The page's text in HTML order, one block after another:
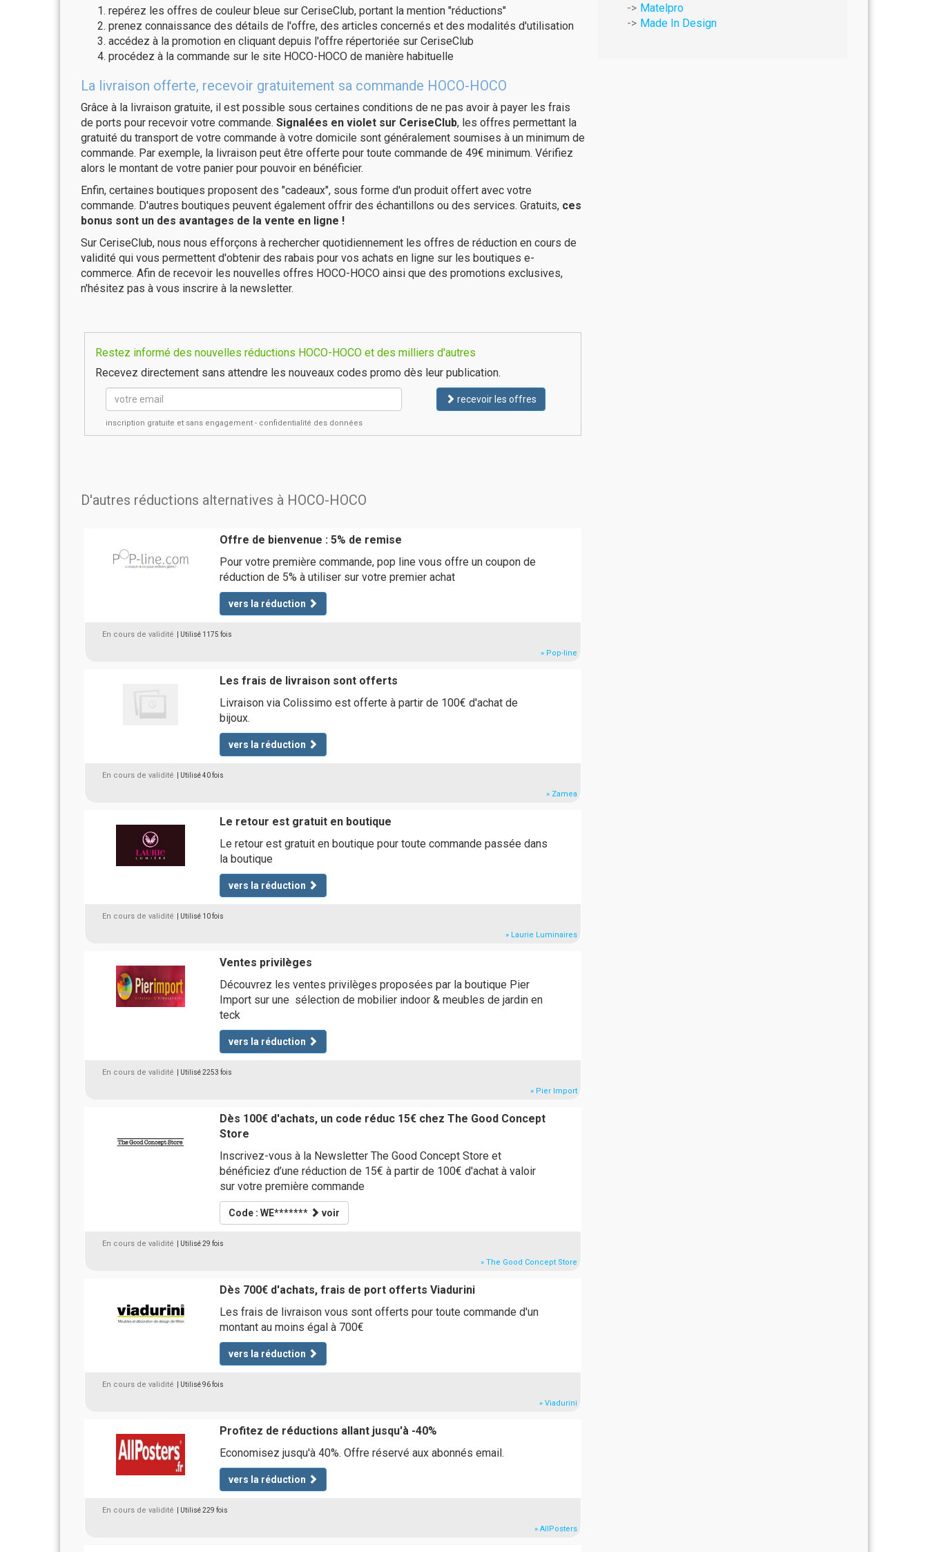
repérez les offres de couleur bleue sur CeriseClub, portant la mention "réductions"
prenez connaissance des détails de l'offre, des articles concernés et des modalités d'utilisation
accédez à la promotion en cliquant depuis l'offre répertoriée sur CeriseClub
procédez à la commande sur le site HOCO-HOCO de manière habituelle
La livraison offerte, recevoir gratuitement sa commande HOCO-HOCO
Grâce à la livraison gratuite, il est possible sous certaines conditions de ne pas avoir à payer les frais
de ports pour recevoir votre commande. Signalées en violet sur CeriseClub, les offres permettant la
gratuité du transport de votre commande à votre domicile sont généralement soumises à un minimum de
commande. Par exemple, la livraison peut être offerte pour toute commande de 49€ minimum. Vérifiez
alors le montant de votre panier pour pouvoir en bénéficier.
Enfin, certaines boutiques proposent des "cadeaux", sous forme d'un produit offert avec votre
commande. D'autres boutiques peuvent également offrir des échantillons ou des services. Gratuits, ces
bonus sont un des avantages de la vente en ligne !
Sur CeriseClub, nous nous efforçons à rechercher quotidiennement les offres de réduction en cours de
validité qui vous permettent d'obtenir des rabais pour vos achats en ligne sur les boutiques e-
commerce. Afin de recevoir les nouvelles offres HOCO-HOCO ainsi que des promotions exclusives,
n'hésitez pas à vous inscrire à la newsletter.
Restez informé des nouvelles réductions HOCO-HOCO et des milliers d'autres
Recevez directement sans attendre les nouveaux codes promo dès leur publication.
recevoir les offres
inscription gratuite et sans engagement - confidentialité des données
D'autres réductions alternatives à HOCO-HOCO
Offre de bienvenue : 5% de remise
Pour votre première commande, pop line vous offre un coupon de
réduction de 5% à utiliser sur votre premier achat
vers la réduction
En cours de validité | Utilisé 1175 fois
» Pop-line
Les frais de livraison sont offerts
Livraison via Colissimo est offerte à partir de 100€ d'achat de
bijoux.
vers la réduction
En cours de validité | Utilisé 40 fois
» Zamea
Le retour est gratuit en boutique
Le retour est gratuit en boutique pour toute commande passée dans
la boutique
vers la réduction
En cours de validité | Utilisé 10 fois
» Laurie Luminaires
Ventes privilèges
Découvrez les ventes privilèges proposées par la boutique Pier
Import sur une sélection de mobilier indoor & meubles de jardin en
teck
vers la réduction
En cours de validité | Utilisé 2253 fois
» Pier Import
Dès 100€ d'achats, un code réduc 15€ chez The Good Concept
Store
Inscrivez-vous à la Newsletter The Good Concept Store et
bénéficiez d’une réduction de 15€ à partir de 100€ d'achat à valoir
sur votre première commande
Code : WE******* voir
En cours de validité | Utilisé 29 fois
» The Good Concept Store
Dès 700€ d'achats, frais de port offerts Viadurini
Les frais de livraison vous sont offerts pour toute commande d'un
montant au moins égal à 700€
vers la réduction
En cours de validité | Utilisé 96 fois
» Viadurini
Profitez de réductions allant jusqu'à -40%
Economisez jusqu'à 40%. Offre réservé aux abonnés email.
vers la réduction
En cours de validité | Utilisé 229 fois
» AllPosters
Matelpro
Made In Design